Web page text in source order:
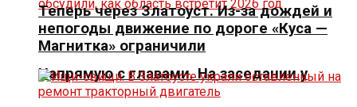
Напрямую с главами. На заседании у
Теперь через Златоуст. Из-за дождей и
непогоды движение по дороге «Куса —
Магнитка» ограничили